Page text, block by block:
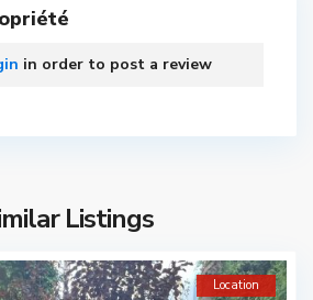
in order to post a review
Listings
Location